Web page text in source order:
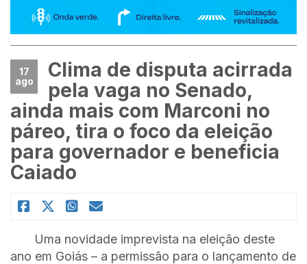
17
ago
Clima de disputa acirrada
pela vaga no Senado,
ainda mais com Marconi no
páreo, tira o foco da eleição
para governador e beneficia
Caiado
Uma novidade imprevista na eleição deste
ano em Goiás – a permissão para o lançamento de